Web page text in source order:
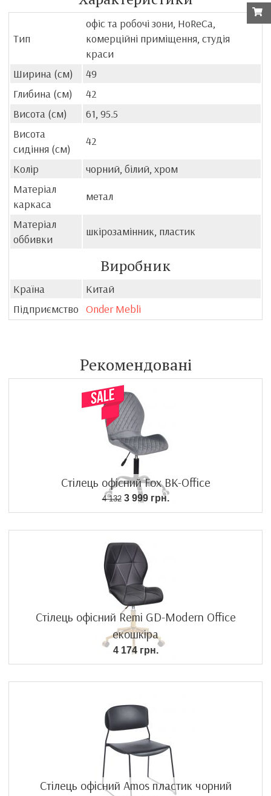
Тип
офіс та робочі зони, HoReCa,
комерційні приміщення, студія
краси
Ширина (см)
49
Глибина (см)
42
Висота (см)
61, 95.5
Висота
сидіння (см)
42
Колір
чорний, білий, хром
Матеріал
каркаса
метал
Матеріал
оббивки
шкірозамінник, пластик
Виробник
Країна
Китай
Підприємство Onder Mebli
Рекомендовані
Стілець офісний Fox BK-Office
4 1323 999 грн.
Стілець офісний Remi GD-Modern Office
екошкіра
4 174 грн.
Стілець офісний Amos пластик чорний